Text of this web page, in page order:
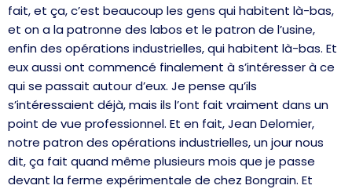
fait, et ça, c’est beaucoup les gens qui habitent là-bas,
et on a la patronne des labos et le patron de l’usine,
enfin des opérations industrielles, qui habitent là-bas. Et
eux aussi ont commencé finalement à s’intéresser à ce
qui se passait autour d’eux. Je pense qu’ils
s’intéressaient déjà, mais ils l’ont fait vraiment dans un
point de vue professionnel. Et en fait, Jean Delomier,
notre patron des opérations industrielles, un jour nous
dit, ça fait quand même plusieurs mois que je passe
devant la ferme expérimentale de chez Bongrain. Et